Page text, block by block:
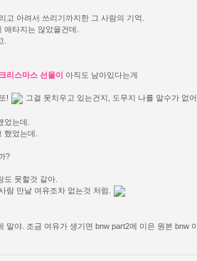
고 아려서 쓰리기까지한 그 사람의 기억.
애타지는 않았을건데.
.
리스마스 선물이 아직도 남아있다는게
!
그걸 못치우고 있는건지, 도무지 나를 알수가 없어.
었는데.
했었는데.
?
도 못할것 같아.
람 만날 여유조차 없는것 처럼.
말야. 조금 여유가 생기면 bnw part2에 이은 원본 bnw